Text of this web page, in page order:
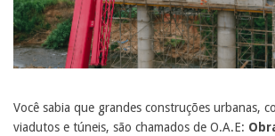
Você sabia que grandes construções urbanas,
viadutos e túneis, são chamados de O.A.E: